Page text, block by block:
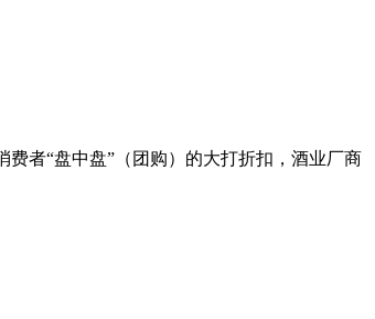
者“盘中盘”（团购）的大打折扣，酒业厂商